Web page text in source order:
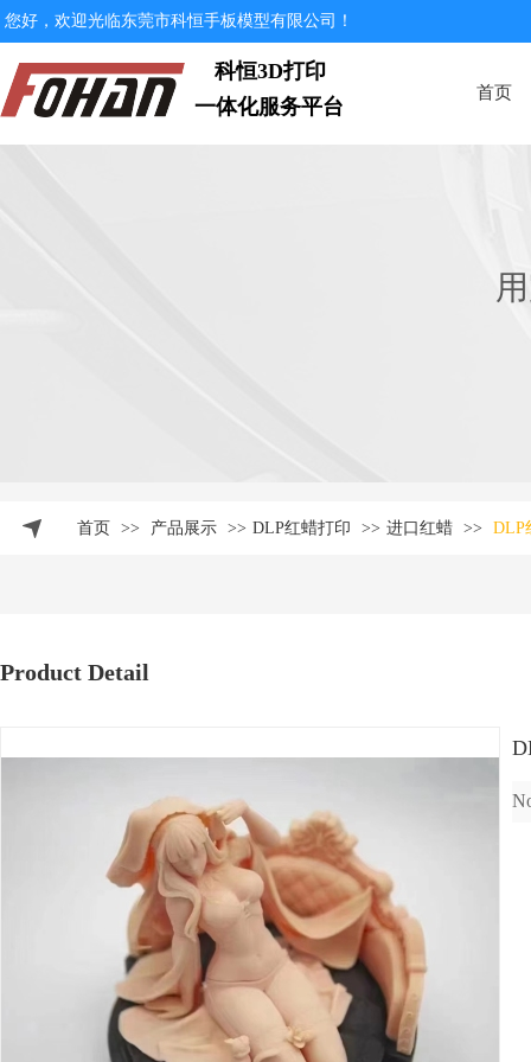
科恒3D打印
一体化服务平台
您好，欢迎光临东莞市科恒手板模型有限公司！
首页
首页 >> 产品展示 >> DLP红蜡打印 >> 进口红蜡 >> DLP
Product Detail